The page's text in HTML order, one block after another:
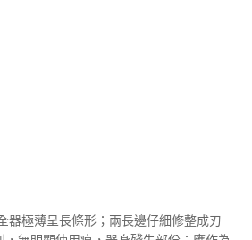
器極薄呈長條形；兩長邊仔細修整成刃